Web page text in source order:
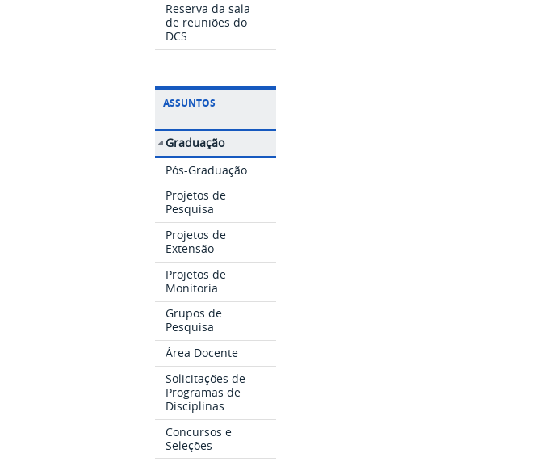
Reserva da sala
de reuniões do
DCS
ASSUNTOS
Graduação
Pós-Graduação
Projetos de
Pesquisa
Projetos de
Extensão
Projetos de
Monitoria
Grupos de
Pesquisa
Área Docente
Solicitações de
Programas de
Disciplinas
Concursos e
Seleções